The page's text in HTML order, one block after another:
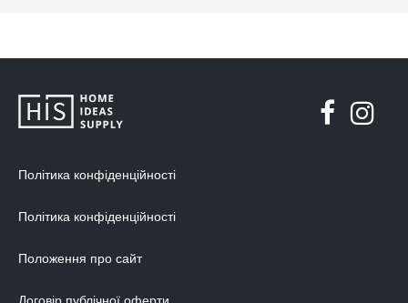
Політика конфіденційності
Політика конфіденційності
Положення про сайт